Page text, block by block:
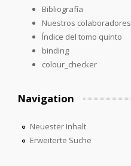
Bibliografía
Nuestros colaboradores
Índice del tomo quinto
binding
colour_checker
Navigation
Neuester Inhalt
Erweiterte Suche